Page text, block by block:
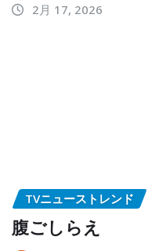
2月 17, 2026
TVニューストレンド
腹ごしらえ